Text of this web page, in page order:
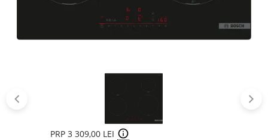
PRP 3 309,00 LEI